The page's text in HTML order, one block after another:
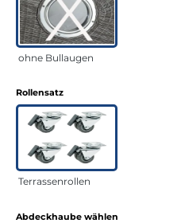
ohne Bullaugen
Rollensatzauswählen
Terrassenrollen
Abdeckhaube wählen